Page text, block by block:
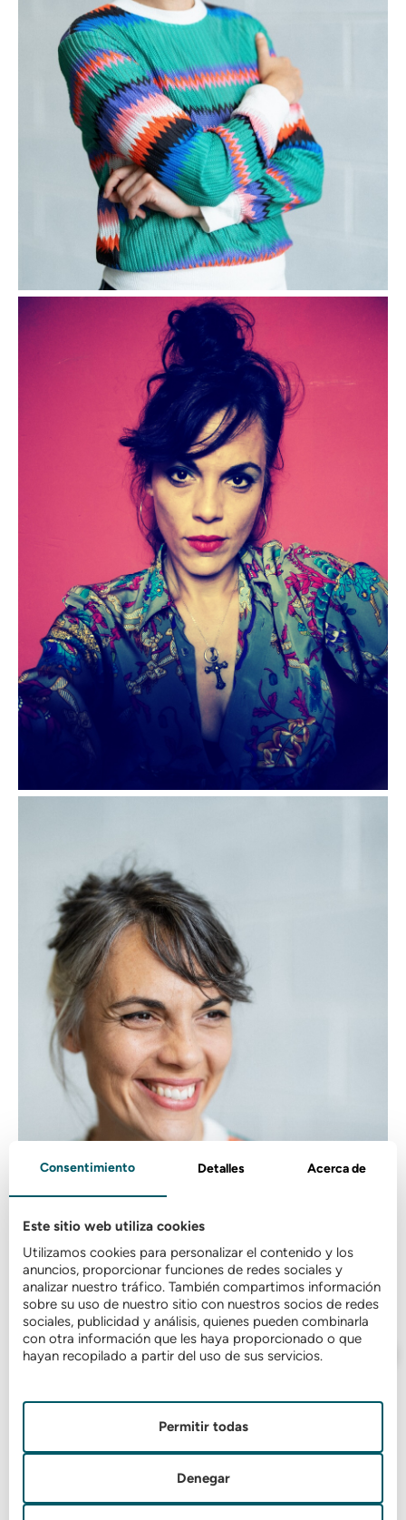
Consentimiento Detalles Acerca de
Este sitio web utiliza cookies
Utilizamos cookies para personalizar el contenido y los
anuncios, proporcionar funciones de redes sociales y
analizar nuestro tráfico. También compartimos información
sobre su uso de nuestro sitio con nuestros socios de redes
sociales, publicidad y análisis, quienes pueden combinarla
con otra información que les haya proporcionado o que
hayan recopilado a partir del uso de sus servicios.
Denegar
Permitir todas